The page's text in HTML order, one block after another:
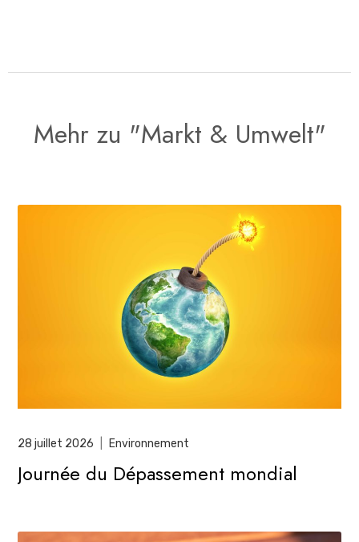
Mehr zu "Markt & Umwelt"
28 juillet 2026 Environnement
Journée du Dépassement mondial